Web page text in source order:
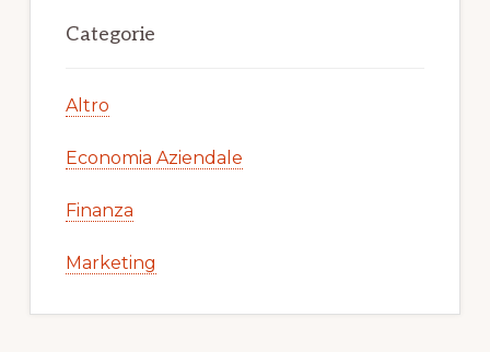
Sidebar
Categorie
Altro
Economia Aziendale
Finanza
Marketing